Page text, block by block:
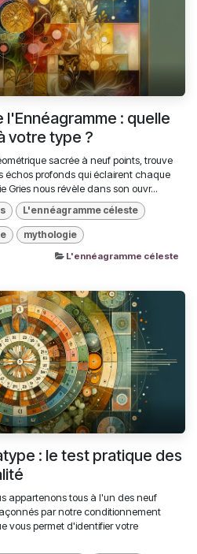
: quelle
votre type ?
sacrée à neuf points, trouve
profonds qui éclairent chaque
nous révèle dans son ouvr...
L'ennéagramme céleste
mythologie
L'ennéagramme céleste
: le test pratique des
appartenons tous à l'un des neuf
par notre conditionnement
vous permet d'identifier votre